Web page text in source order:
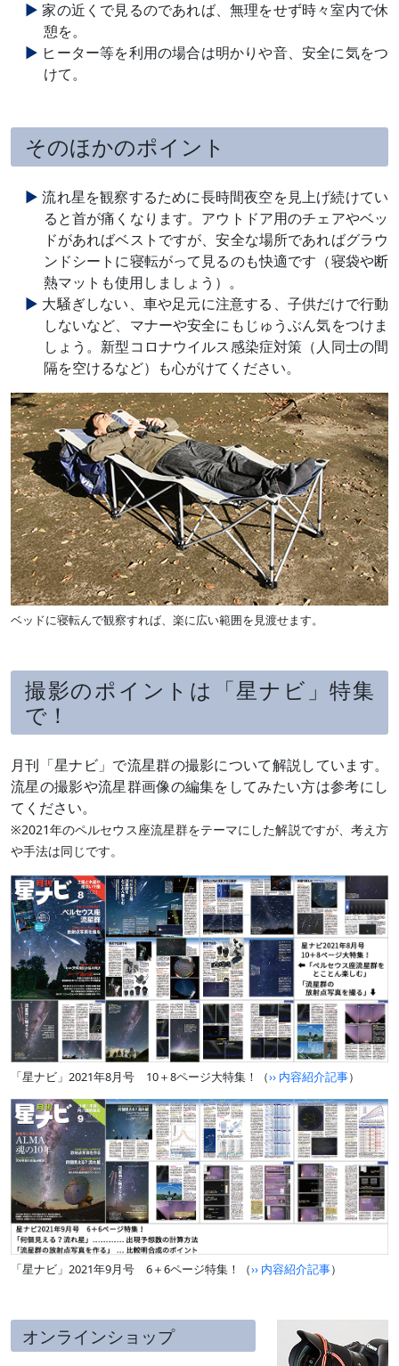
家の近くで見るのであれば、無理をせず時々室内で休
憩を。
ヒーター等を利用の場合は明かりや音、安全に気をつ
けて。
そのほかのポイント
流れ星を観察するために長時間夜空を見上げ続けてい
ると首が痛くなります。アウトドア用のチェアやベッ
ドがあればベストですが、安全な場所であればグラウ
ンドシートに寝転がって見るのも快適です（寝袋や断
熱マットも使用しましょう）。
大騒ぎしない、車や足元に注意する、子供だけで行動
しないなど、マナーや安全にもじゅうぶん気をつけま
しょう。新型コロナウイルス感染症対策（人同士の間
隔を空けるなど）も心がけてください。
ベッドに寝転んで観察すれば、楽に広い範囲を見渡せます。
撮影のポイントは「星ナビ」特集
で！
月刊「星ナビ」で流星群の撮影について解説しています。
流星の撮影や流星群画像の編集をしてみたい方は参考にし
てください。
※2021年のペルセウス座流星群をテーマにした解説ですが、考え方
や手法は同じです。
「星ナビ」2021年8月号 10＋8ページ大特集！（›› 内容紹介記事）
「星ナビ」2021年9月号 6＋6ページ特集！（›› 内容紹介記事）
オンラインショップ